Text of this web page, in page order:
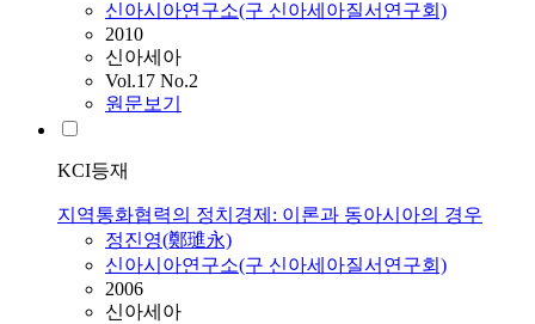
신아시아연구소(구 신아세아질서연구회)
2010
신아세아
Vol.17 No.2
원문보기
KCI등재
지역통화협력의 정치경제: 이론과 동아시아의 경우
정진영(鄭璡永)
신아시아연구소(구 신아세아질서연구회)
2006
신아세아